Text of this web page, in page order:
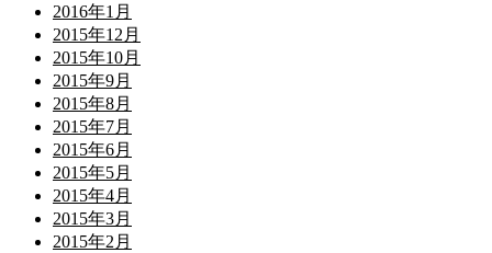
2016年1月
2015年12月
2015年10月
2015年9月
2015年8月
2015年7月
2015年6月
2015年5月
2015年4月
2015年3月
2015年2月